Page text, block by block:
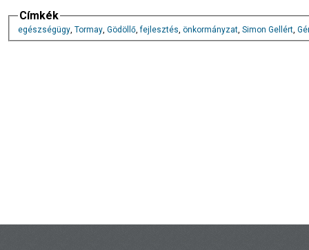
Címkék
egészségügy, Tormay, Gödöllő,fejlesztés, önkormányzat, Simon Gellért,